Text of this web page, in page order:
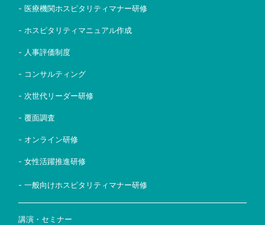
- 医療機関ホスピタリティマナー研修
- ホスピタリティマニュアル作成
- 人事評価制度
- コンサルティング
- 次世代リーダー研修
- 覆面調査
- オンライン研修
- 女性活躍推進研修
- 一般向けホスピタリティマナー研修
講演・セミナー